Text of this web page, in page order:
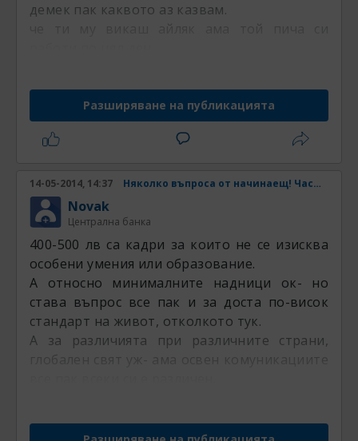
демек пак каквото аз казвам.
Разширяване на публикацията
14-05-2014, 14:37 Няколко въпроса от начинаещ! Част 2
Novak
Централна банка
400-500 лв са кадри за които не се изисква
особени умения или образование.
А относно минималните надници ок- но
става въпрос все пак и за доста по-висок
стандарт на живот, отколкото тук.
А за различията при различните страни,
глобален свят уж- ама освен комуникациите